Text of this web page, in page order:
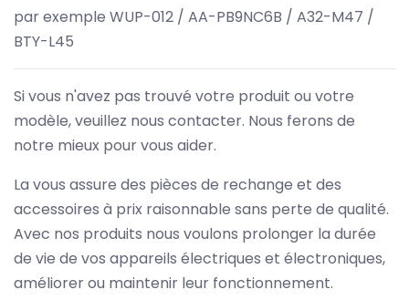
par exemple WUP-012 / AA-PB9NC6B / A32-M47 /
BTY-L45
Si vous n'avez pas trouvé votre produit ou votre
modèle, veuillez nous contacter. Nous ferons de
notre mieux pour vous aider.
La vous assure des pièces de rechange et des
accessoires à prix raisonnable sans perte de qualité.
Avec nos produits nous voulons prolonger la durée
de vie de vos appareils électriques et électroniques,
améliorer ou maintenir leur fonctionnement.